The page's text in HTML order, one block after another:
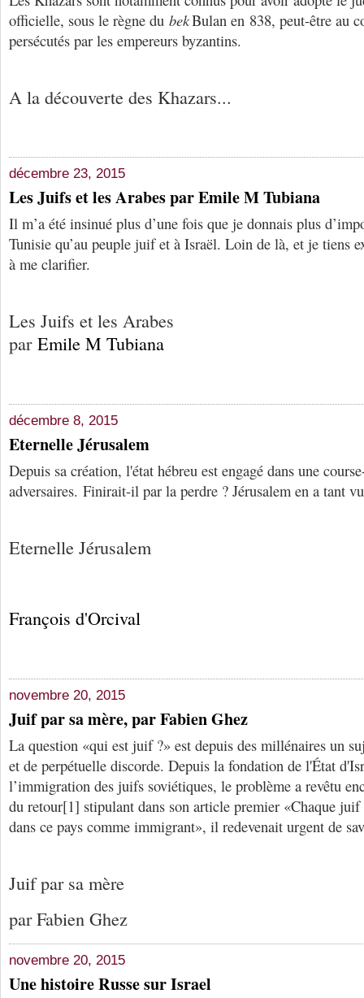
officielle, sous le règne du bekBulan en 838, peut-être au
persécutés par les empereurs byzantins.
A la découverte des Khazars...
décembre 23, 2015
Les Juifs et les Arabes par Emile M Tubiana
Il m’a été insinué plus d’une fois que je donnais plus
Tunisie qu’au peuple juif et à Israël. Loin de là, et je tiens
à me clarifier.
Les Juifs et les Arabes
par Emile M Tubiana
décembre 8, 2015
Eternelle Jérusalem
Depuis sa création, l'état hébreu est engagé dans une
adversaires. Finirait-il par la perdre ? Jérusalem en a tant
Eternelle Jérusalem
François d'Orcival
novembre 20, 2015
Juif par sa mère, par Fabien Ghez
La question «qui est juif ?» est depuis des millénaires un
et de perpétuelle discorde. Depuis la fondation de l'État
l’immigration des juifs soviétiques, le problème a revêtu
du retour[1] stipulant dans son article premier «Chaque
dans ce pays comme immigrant», il redevenait urgent de
Juif par sa mère
par Fabien Ghez
novembre 20, 2015
Une histoire Russe sur Israel